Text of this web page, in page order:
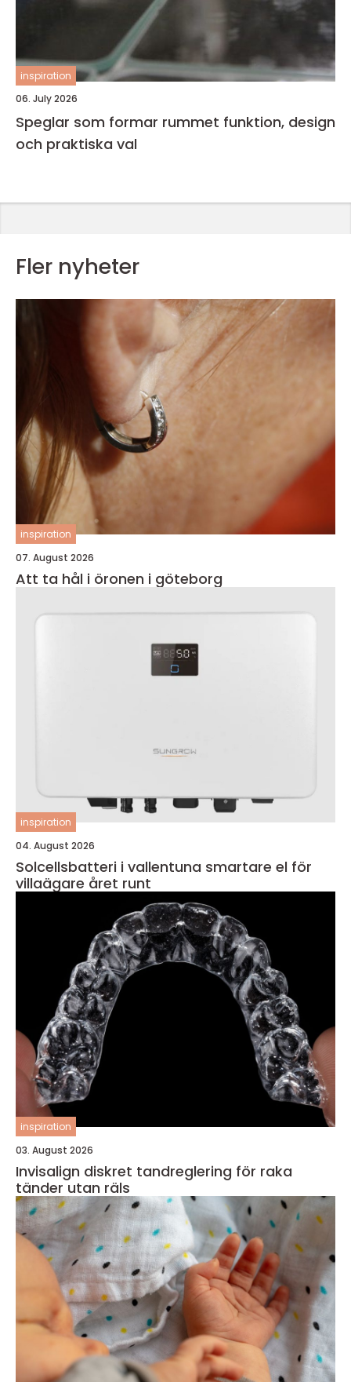
inspiration
06. July 2026
Speglar som formar rummet funktion, design
och praktiska val
Fler nyheter
inspiration
07. August 2026
Att ta hål i öronen i göteborg
inspiration
04. August 2026
Solcellsbatteri i vallentuna smartare el för
villaägare året runt
inspiration
03. August 2026
Invisalign diskret tandreglering för raka
tänder utan räls